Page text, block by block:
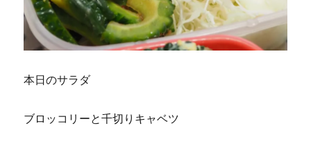
本日のサラダ
ブロッコリーと千切りキャベツ